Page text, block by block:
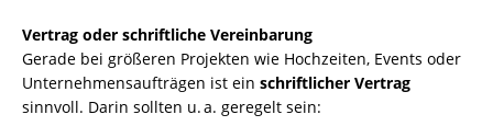
Vertrag oder schriftliche Vereinbarung
Gerade bei größeren Projekten wie Hochzeiten, Events oder
Unternehmensaufträgen ist ein schriftlicher Vertrag
sinnvoll. Darin sollten u. a. geregelt sein: